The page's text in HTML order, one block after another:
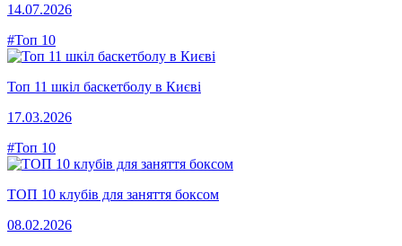
14.07.2026
#Топ 10
Топ 11 шкіл баскетболу в Києві
17.03.2026
#Топ 10
ТОП 10 клубів для заняття боксом
08.02.2026